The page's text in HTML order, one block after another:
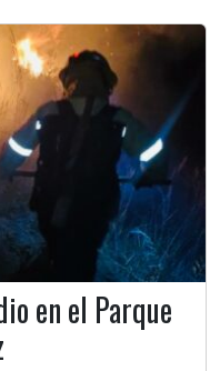
en el Parque